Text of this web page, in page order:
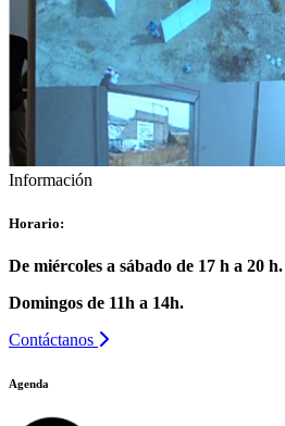
Información
Horario:
De miércoles a sábado de 17 h a 20 h.
Domingos de 11h a 14h.
Contáctanos
Agenda